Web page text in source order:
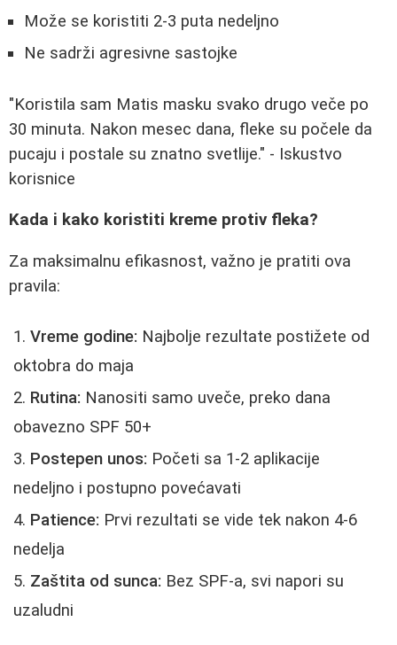
Može se koristiti 2-3 puta nedeljno
Ne sadrži agresivne sastojke
"Koristila sam Matis masku svako drugo veče po
30 minuta. Nakon mesec dana, fleke su počele da
pucaju i postale su znatno svetlije." - Iskustvo
korisnice
Kada i kako koristiti kreme protiv fleka?
Za maksimalnu efikasnost, važno je pratiti ova
pravila:
Vreme godine: Najbolje rezultate postižete od
oktobra do maja
Rutina: Nanositi samo uveče, preko dana
obavezno SPF 50+
Postepen unos: Početi sa 1-2 aplikacije
nedeljno i postupno povećavati
Patience: Prvi rezultati se vide tek nakon 4-6
nedelja
Zaštita od sunca: Bez SPF-a, svi napori su
uzaludni